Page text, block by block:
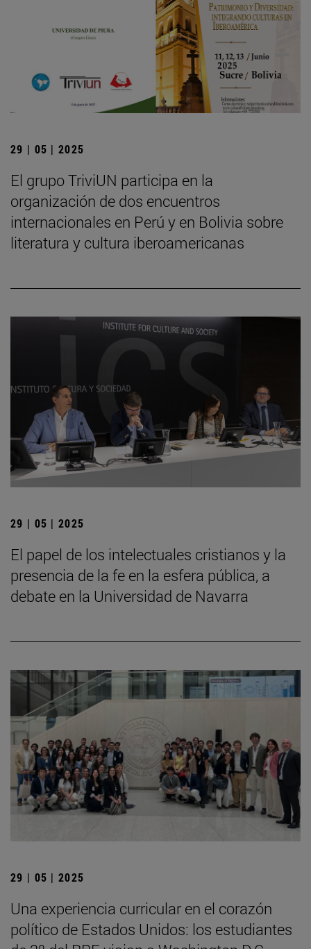
29 | 05 | 2025
El grupo TriviUN participa en la
organización de dos encuentros
internacionales en Perú y en Bolivia sobre
literatura y cultura iberoamericanas
29 | 05 | 2025
El papel de los intelectuales cristianos y la
presencia de la fe en la esfera pública, a
debate en la Universidad de Navarra
29 | 05 | 2025
Una experiencia curricular en el corazón
político de Estados Unidos: los estudiantes